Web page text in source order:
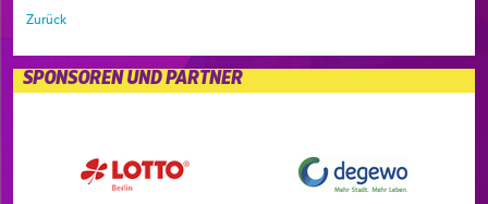
Zurück
SPONSOREN UND PARTNER